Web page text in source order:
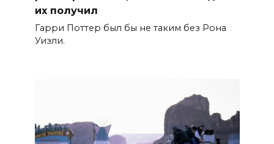
их получил
Гарри Поттер был бы не таким без Рона
Уизли.